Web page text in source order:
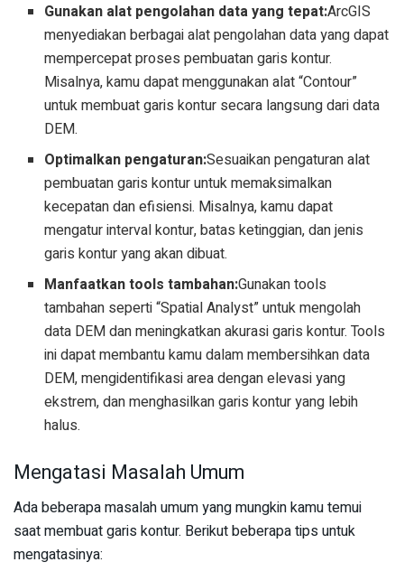
Gunakan alat pengolahan data yang tepat:ArcGIS
menyediakan berbagai alat pengolahan data yang dapat
mempercepat proses pembuatan garis kontur.
Misalnya, kamu dapat menggunakan alat “Contour”
untuk membuat garis kontur secara langsung dari data
DEM.
Optimalkan pengaturan:Sesuaikan pengaturan alat
pembuatan garis kontur untuk memaksimalkan
kecepatan dan efisiensi. Misalnya, kamu dapat
mengatur interval kontur, batas ketinggian, dan jenis
garis kontur yang akan dibuat.
Manfaatkan tools tambahan:Gunakan tools
tambahan seperti “Spatial Analyst” untuk mengolah
data DEM dan meningkatkan akurasi garis kontur. Tools
ini dapat membantu kamu dalam membersihkan data
DEM, mengidentifikasi area dengan elevasi yang
ekstrem, dan menghasilkan garis kontur yang lebih
halus.
Mengatasi Masalah Umum
Ada beberapa masalah umum yang mungkin kamu temui
saat membuat garis kontur. Berikut beberapa tips untuk
mengatasinya: